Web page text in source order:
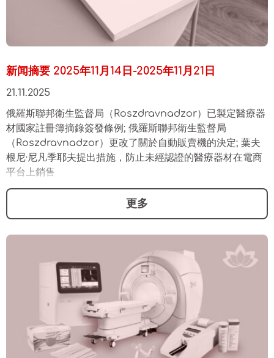
新闻摘要 2025年11月14日-2025年11月21日
21.11.2025
俄羅斯聯邦衛生監督局（Roszdravnadzor）已製定醫療器
材國家註冊簿摘錄簽發條例; 俄羅斯聯邦衛生監督局
（Roszdravnadzor）更改了關於自動販賣機的決定; 葉夫
根尼·尼凡季耶夫提出措施，防止未經認證的醫療器材在電商
平台上銷售
更多